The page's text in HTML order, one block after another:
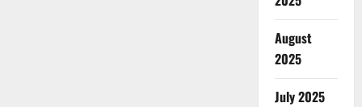
August
2025
July 2025